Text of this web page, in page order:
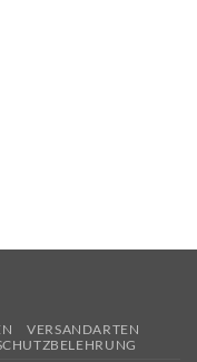
VERSANDARTEN